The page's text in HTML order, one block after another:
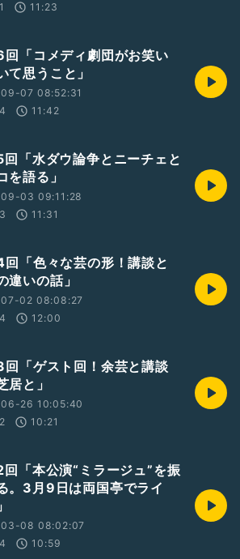
11:23
回「コメディ劇団がお笑い
て思うこと」
07 08:52:31
11:42
回「水ダウ論争とニーチェと
を語る」
03 09:11:28
11:31
回「色々な芸の形！講談と
違いの話」
02 08:08:27
12:00
回「ゲスト回！余芸と講談
居と」
26 10:05:40
10:21
回「本公演“ミラージュ”を振
。3月9日は両国亭でライ
08 08:02:07
10:59